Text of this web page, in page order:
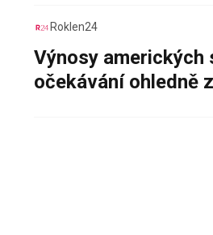
Roklen24
Výnosy
očekávání ohledně